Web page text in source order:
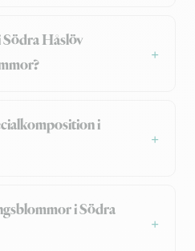
Håslöv
i
i Södra